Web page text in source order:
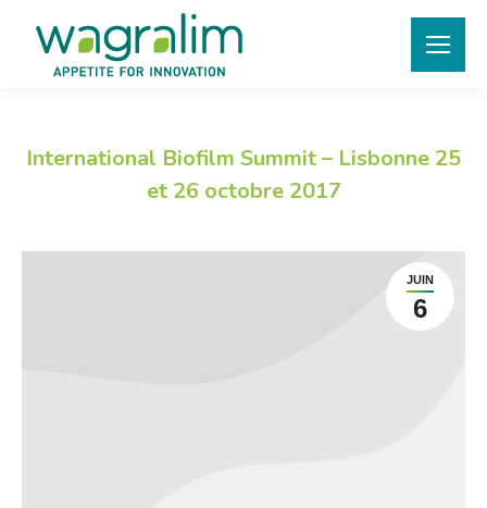
International Biofilm Summit – Lisbonne 25
et 26 octobre 2017
JUIN
6